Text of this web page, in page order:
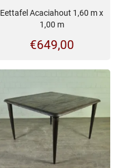
Eettafel Acaciahout 1,60 m x
1,00 m
€649,00